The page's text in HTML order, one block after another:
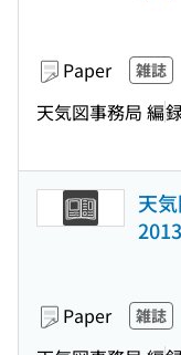
Paper 雑誌
天気図事務局 編
天
Paper 雑誌